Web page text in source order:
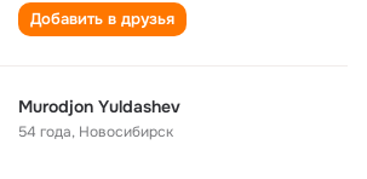
Добавить в друзья
Murodjon Yuldashev
54 года, Новосибирск